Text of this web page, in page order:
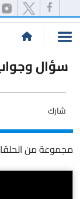
سؤال
شارك
مجموعة من